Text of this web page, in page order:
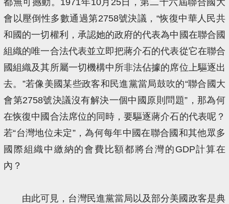
會以壓倒性多數通過第2758號決議，“恢復中華人民共
和國的一切權利，承認她的政府的代表為中國在聯合國
組織的唯一合法代表並立即把蔣介石的代表從它在聯合
國組織及其所屬一切機構中所非法佔據的席位上驅逐出
去。”若像美國某些政客和民進黨當局鼓吹的“聯合國大
會第2758號決議沒有解決一個中國原則問題”，那為何
在恢復中國合法席位的同時，要驅逐蔣介石的代表呢？
若“台灣地位未定”，為何每年中國在聯合國和其他眾多
國際組織中繳納的會費比額都將台灣的GDP計算在
內？
由此可見，台灣民進黨當局以及部分美國政客是典